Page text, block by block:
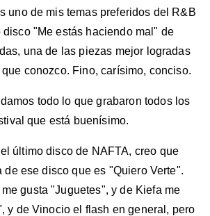
uno de mis temas preferidos del R&B
"Me estás haciendo mal" de
una de las piezas mejor logradas
conozco. Fino, carísimo, conciso.
todo lo que grabaron todos los
que está buenísimo.
último disco de NAFTA, creo que
de ese disco que es "Quiero Verte".
gusta "Juguetes", y de Kiefa me
y de Vinocio el flash en general, pero